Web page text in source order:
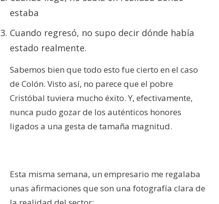
estaba
Cuando regresó, no supo decir dónde había
estado realmente.
Sabemos bien que todo esto fue cierto en el caso
de Colón. Visto así, no parece que el pobre
Cristóbal tuviera mucho éxito. Y, efectivamente,
nunca pudo gozar de los auténticos honores
ligados a una gesta de tamaña magnitud.
Esta misma semana, un empresario me regalaba
unas afirmaciones que son una fotografía clara de